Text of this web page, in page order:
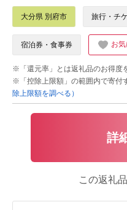
大分県 別府市 旅行・チ
宿泊券・食事券 お気
※「還元率」とは返礼品のお得度
※「控除上限額」の範囲内で寄付
除上限額を調べる）
詳
この返礼